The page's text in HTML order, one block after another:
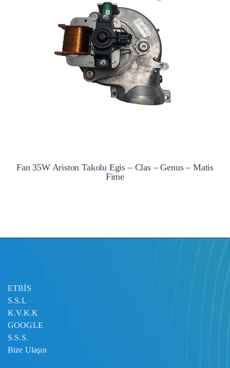
Fan 35W Ariston Takolu Egis – Clas – Genus – Matis
Fime
ETBİS
S.S.L
K.V.K.K
GOOGLE
S.S.S.
Bize Ulaşın